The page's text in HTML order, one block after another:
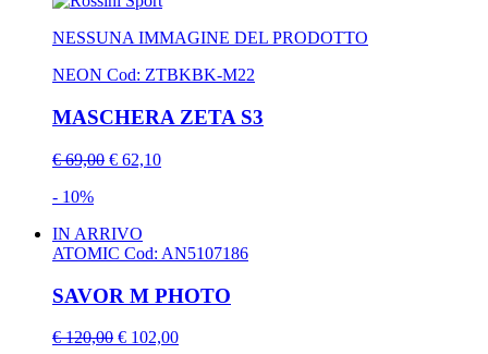
NESSUNA IMMAGINE DEL PRODOTTO
NEON Cod: ZTBKBK-M22
MASCHERA ZETA S3
€ 69,00 € 62,10
- 10%
IN ARRIVO
ATOMIC Cod: AN5107186
SAVOR M PHOTO
€ 120,00 € 102,00